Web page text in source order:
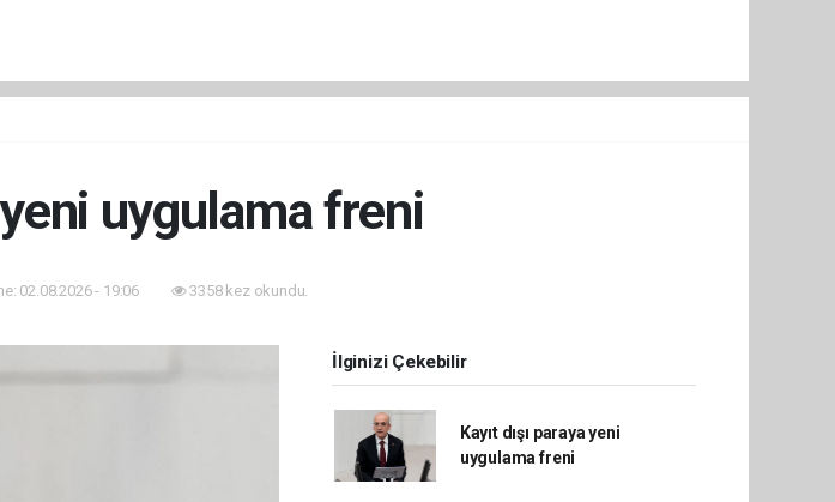
yeni uygulama freni
02.08.2026 - 19:06 3358 kez okundu.
İlginizi Çekebilir
Kayıt dışı paraya yeni
uygulama freni